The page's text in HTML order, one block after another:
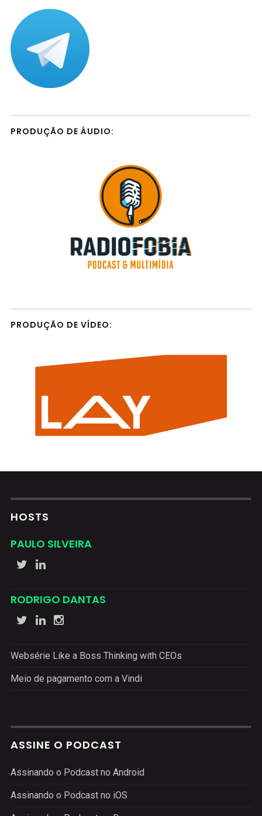
PRODUÇÃO DE ÁUDIO:
PRODUÇÃO DE VÍDEO:
HOSTS
PAULO SILVEIRA
RODRIGO DANTAS
Websérie Like a Boss Thinking with CEOs
Meio de pagamento com a Vindi
ASSINE O PODCAST
Assinando o Podcast no Android
Assinando o Podcast no iOS